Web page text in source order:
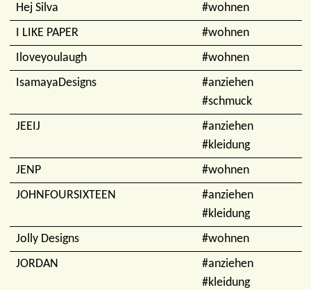
Hej Silva
#wohnen
I LIKE PAPER
#wohnen
Iloveyoulaugh
#wohnen
IsamayaDesigns
#anziehen
#schmuck
JEEIJ
#anziehen
#kleidung
JENP
#wohnen
JOHNFOURSIXTEEN
#anziehen
#kleidung
Jolly Designs
#wohnen
JORDAN
#anziehen
#kleidung